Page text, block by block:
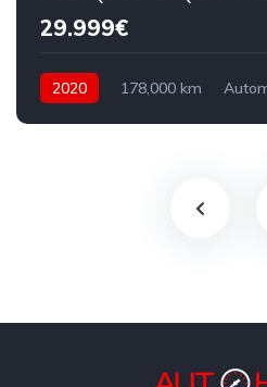
29.999€
2020 178,000 km